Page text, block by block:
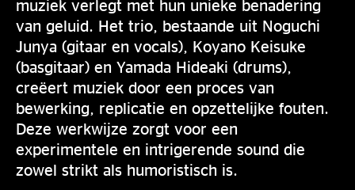
muziek verlegt met hun unieke benadering
van geluid. Het trio, bestaande uit Noguchi
Junya (gitaar en vocals), Koyano Keisuke
(basgitaar) en Yamada Hideaki (drums),
creëert muziek door een proces van
bewerking, replicatie en opzettelijke fouten.
Deze werkwijze zorgt voor een
experimentele en intrigerende sound die
zowel strikt als humoristisch is.